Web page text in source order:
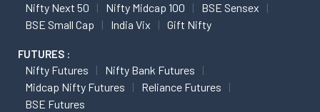
Nifty Next 50
Nifty Midcap 100
BSE Sensex
BSE Small Cap
India Vix Gift Nifty
FUTURES :
Nifty Futures
Nifty Bank Futures
Midcap Nifty Futures
Reliance Futures
BSE Futures